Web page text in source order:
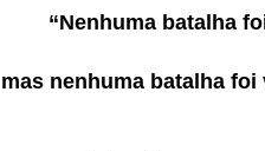
“Nenhuma batalha
mas nenhuma batalha foi